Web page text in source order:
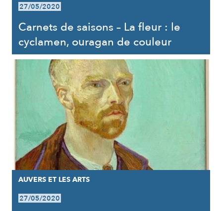
27/05/2020
Carnets de saisons – La fleur : le
cyclamen, ouragan de couleur
AUVERS ET LES ARTS
27/05/2020